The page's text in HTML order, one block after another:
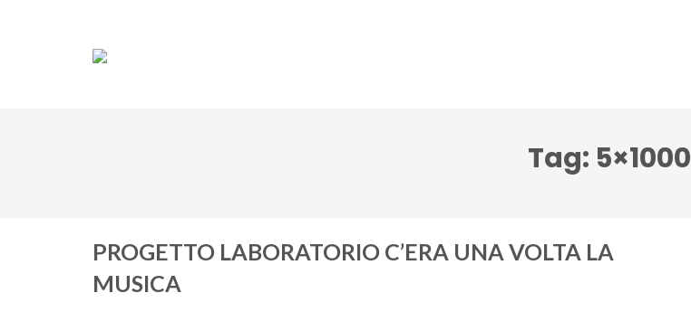
Tag: 5×1000
PROGETTO LABORATORIO C’ERA UNA VOLTA LA
MUSICA